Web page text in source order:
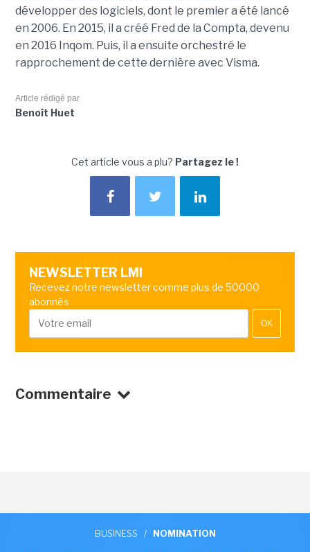
développer des logiciels, dont le premier a été lancé
en 2006. En 2015, il a créé Fred de la Compta, devenu
en 2016 Inqom. Puis, il a ensuite orchestré le
rapprochement de cette dernière avec Visma.
Article rédigé par
Benoît Huet
Cet article vous a plu? Partagez le !
NEWSLETTER LMI
Recevez notre newsletter comme plus de 50000
abonnés
OK
Commentaire
BUSINESS / NOMINATION